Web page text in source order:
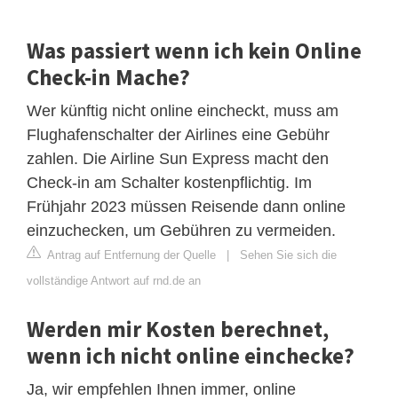
Was passiert wenn ich kein Online
Check-in Mache?
Wer künftig nicht online eincheckt, muss am
Flughafenschalter der Airlines eine Gebühr
zahlen. Die Airline Sun Express macht den
Check-in am Schalter kostenpflichtig. Im
Frühjahr 2023 müssen Reisende dann online
einzuchecken, um Gebühren zu vermeiden.
Antrag auf Entfernung der Quelle
Sehen Sie sich die
vollständige Antwort auf rnd.de an
Werden mir Kosten berechnet,
wenn ich nicht online einchecke?
Ja, wir empfehlen Ihnen immer, online